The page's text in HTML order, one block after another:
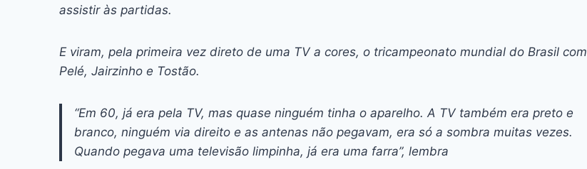
assistir às partidas.
E viram, pela primeira vez direto de uma TV a cores, o tricampeonato mundial do Brasil com
Pelé, Jairzinho e Tostão.
“Em 60, já era pela TV, mas quase ninguém tinha o aparelho. A TV também era preto e
branco, ninguém via direito e as antenas não pegavam, era só a sombra muitas vezes.
Quando pegava uma televisão limpinha, já era uma farra”, lembra